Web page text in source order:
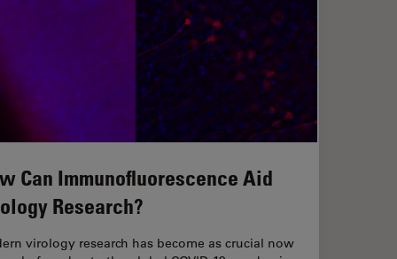
Can Immunofluorescence Aid
Research?
virology research has become as crucial now